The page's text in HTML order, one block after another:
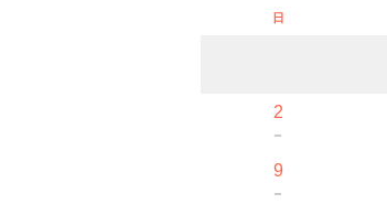
日
2
－
9
－